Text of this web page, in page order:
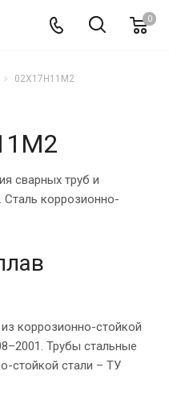
0
02Х17Н11М2
сварных труб и
Сталь коррозионно-
коррозионно-стойкой
Трубы стальные
стойкой стали – ТУ